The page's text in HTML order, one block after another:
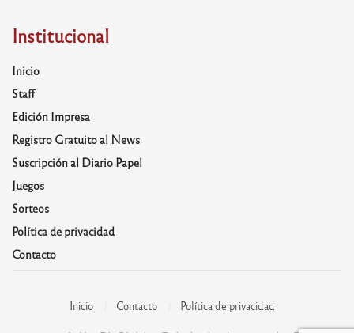
Institucional
Inicio
Staff
Edición Impresa
Registro Gratuito al News
Suscripción al Diario Papel
Juegos
Sorteos
Política de privacidad
Contacto
Inicio Contacto Política de privacidad